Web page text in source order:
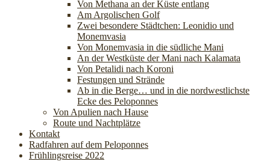
Von Methana an der Küste entlang
Am Argolischen Golf
Zwei besondere Städtchen: Leonidio und
Monemvasia
Von Monemvasia in die südliche Mani
An der Westküste der Mani nach Kalamata
Von Petalidi nach Koroni
Festungen und Strände
Ab in die Berge… und in die nordwestlichste
Ecke des Peloponnes
Von Apulien nach Hause
Route und Nachtplätze
Kontakt
Radfahren auf dem Peloponnes
Frühlingsreise 2022